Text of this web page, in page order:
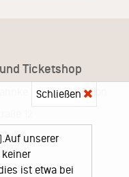
Ticketshop
Konzertdirektion
Schließen
unserer
ist etwa bei